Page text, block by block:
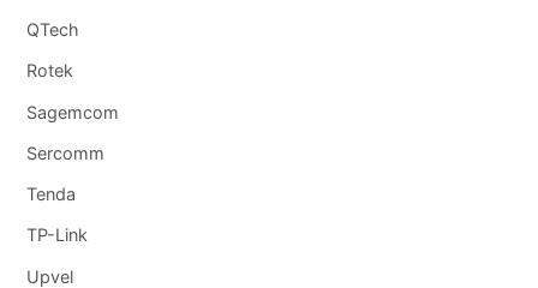
QTech
Rotek
Sagemcom
Sercomm
Tenda
TP-Link
Upvel